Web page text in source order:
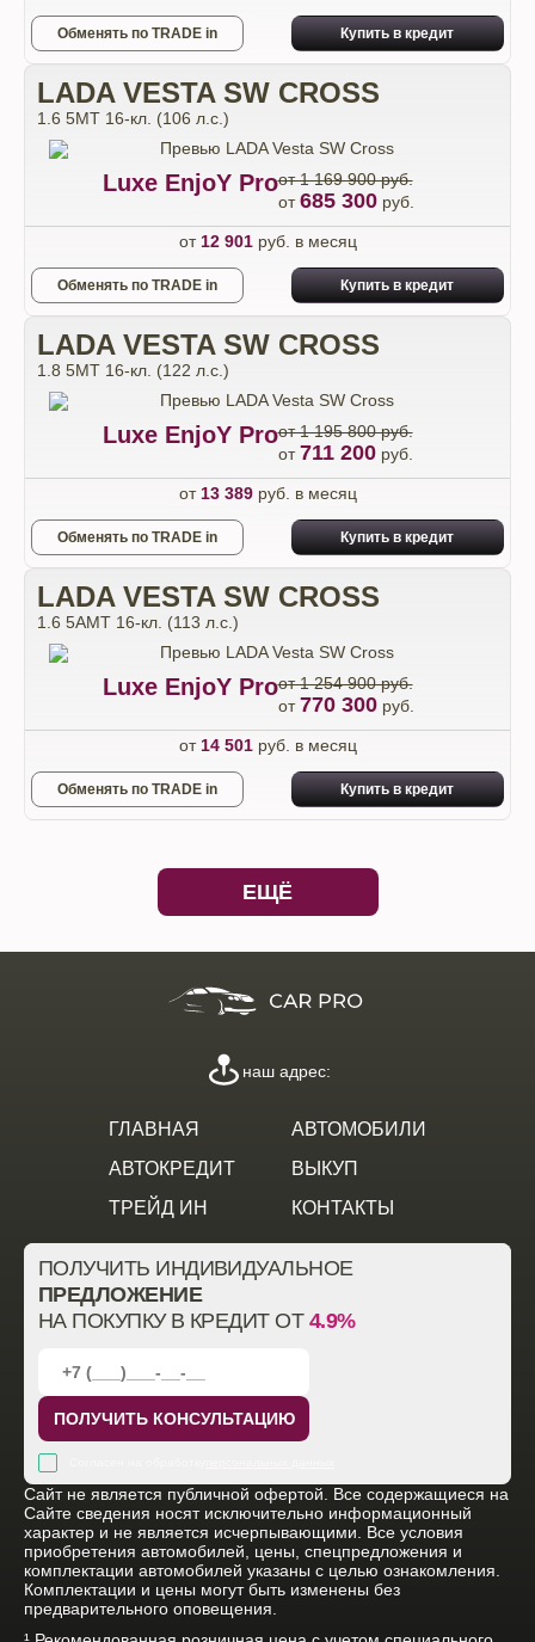
Обменять по TRADE in Купить в кредит
LADA VESTA SW CROSS
1.6 5MT 16-кл. (106 л.с.)
Luxe EnjoY Proот 1 169 900 руб.
от685 300руб.
от 12 901руб. в месяц
Обменять по TRADE in Купить в кредит
LADA VESTA SW CROSS
1.8 5MT 16-кл. (122 л.с.)
Luxe EnjoY Proот 1 195 800 руб.
от711 200руб.
от 13 389руб. в месяц
Обменять по TRADE in Купить в кредит
LADA VESTA SW CROSS
1.6 5AMT 16-кл. (113 л.с.)
Luxe EnjoY Proот 1 254 900 руб.
от770 300руб.
от 14 501руб. в месяц
Обменять по TRADE in Купить в кредит
ЕЩЁ
ГЛАВНАЯ
АВТОМОБИЛИ
АВТОКРЕДИТ
ВЫКУП
ТРЕЙД ИН
КОНТАКТЫ
наш адрес:
ПОЛУЧИТЬ ИНДИВИДУАЛЬНОЕ
ПРЕДЛОЖЕНИЕ
НА ПОКУПКУ В КРЕДИТ ОТ 4.9%
ПОЛУЧИТЬ КОНСУЛЬТАЦИЮ
Cайт не является публичной офертой. Все содержащиеся на
Сайте сведения носят исключительно информационный
характер и не является исчерпывающими. Все условия
приобретения автомобилей, цены, спецпредложения и
комплектации автомобилей указаны с целью ознакомления.
Комплектации и цены могут быть изменены без
предварительного оповещения.